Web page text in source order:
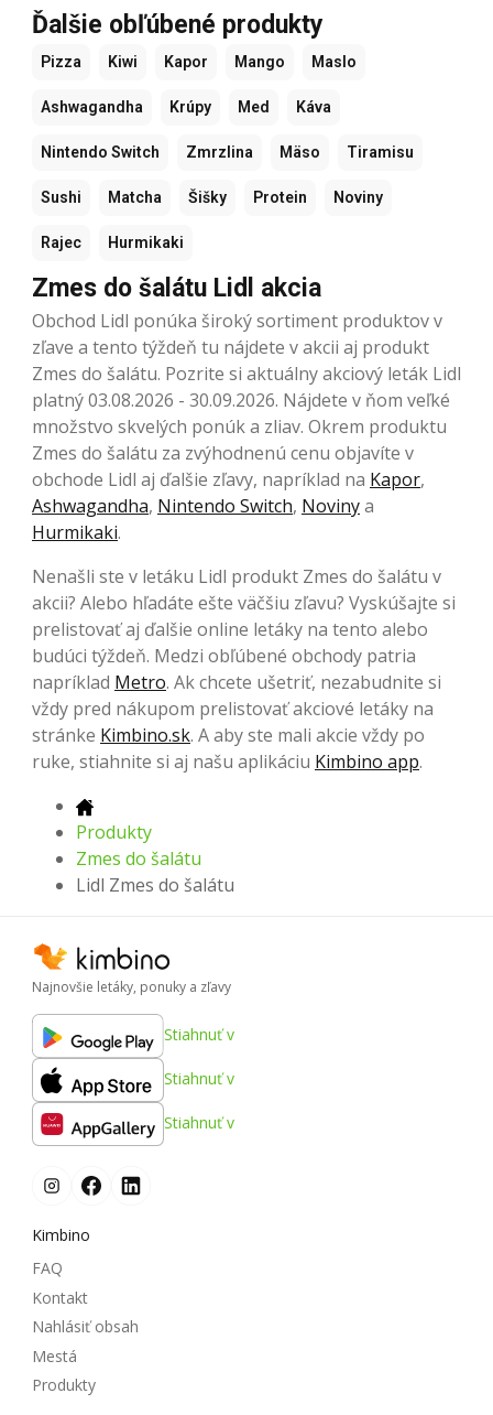
Ďalšie obľúbené produkty
Pizza Kiwi Kapor Mango Maslo
Ashwagandha Krúpy Med Káva
Nintendo Switch Zmrzlina Mäso Tiramisu
Sushi Matcha Šišky Protein Noviny
Rajec Hurmikaki
Zmes do šalátu Lidl akcia
Obchod Lidl ponúka široký sortiment produktov v
zľave a tento týždeň tu nájdete v akcii aj produkt
Zmes do šalátu. Pozrite si aktuálny akciový leták Lidl
platný 03.08.2026 - 30.09.2026. Nájdete v ňom veľké
množstvo skvelých ponúk a zliav. Okrem produktu
Zmes do šalátu za zvýhodnenú cenu objavíte v
obchode Lidl aj ďalšie zľavy, napríklad na Kapor,
Ashwagandha, Nintendo Switch, Novinya
Hurmikaki.
Nenašli ste v letáku Lidl produkt Zmes do šalátu v
akcii? Alebo hľadáte ešte väčšiu zľavu? Vyskúšajte si
prelistovať aj ďalšie online letáky na tento alebo
budúci týždeň. Medzi obľúbené obchody patria
napríklad Metro. Ak chcete ušetriť, nezabudnite si
vždy pred nákupom prelistovať akciové letáky na
stránke Kimbino.sk. A aby ste mali akcie vždy po
ruke, stiahnite si aj našu aplikáciu Kimbino app.
Produkty
Zmes do šalátu
Lidl Zmes do šalátu
Najnovšie letáky, ponuky a zľavy
Stiahnuť v
Stiahnuť v
Stiahnuť v
Kimbino
FAQ
Kontakt
Nahlásiť obsah
Mestá
Produkty